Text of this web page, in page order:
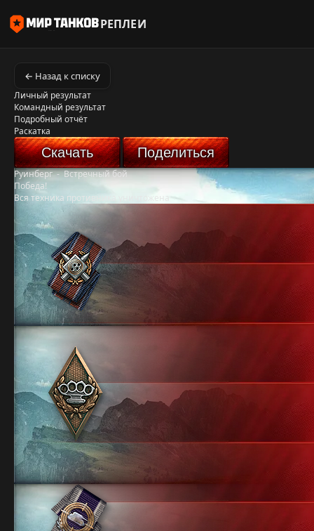
РЕПЛЕИ
← Назад к списку
Личный результат
Командный результат
Подробный отчёт
Раскатка
Скачать Поделиться
Руинберг-Встречный бой
Победа!
Вся техника противника уничтожена